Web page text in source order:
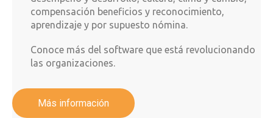
compensación beneficios y reconocimiento,
aprendizaje y por supuesto nómina.
Conoce más del software que está revolucionando
las organizaciones.
Más información